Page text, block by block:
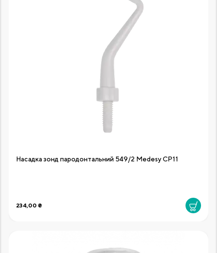
Насадка зонд пародонтальний 549/2 Medesy CP11
234,00 ₴